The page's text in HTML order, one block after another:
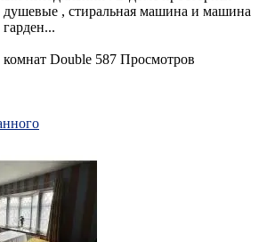
душевые , стиральная машина и машина
Double 587 Просмотров